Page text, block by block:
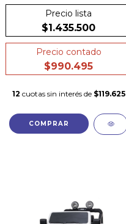
Precio lista
$1.435.500
Precio contado
$990.495
12 cuotas sin interés de $119.625
COMPRAR